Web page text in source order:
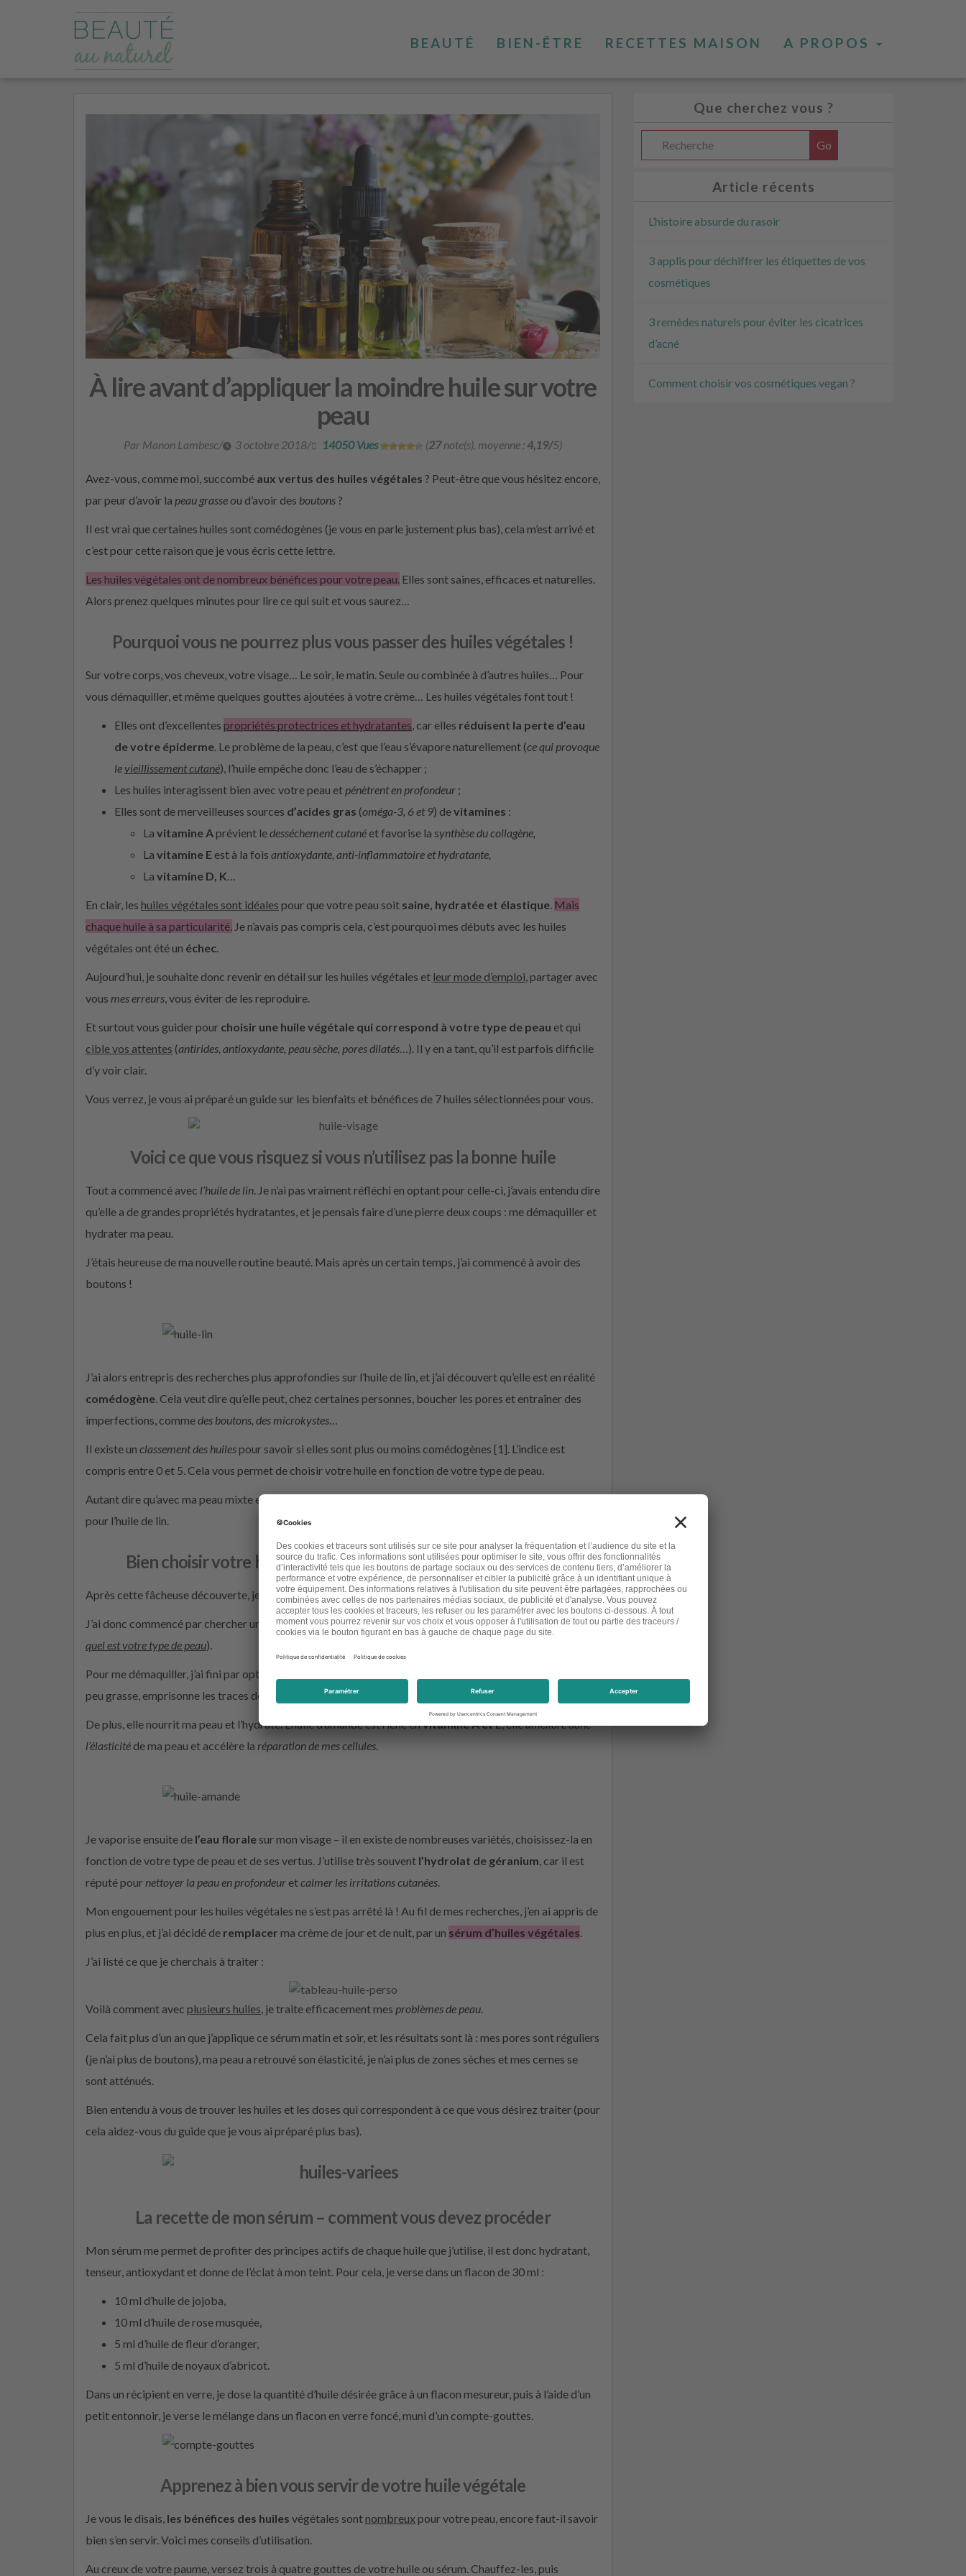
BEAUTÉ BIEN-ÊTRE RECETTES MAISON A PROPOS
À lire avant d’appliquer la moindre huile sur votre
peau
Par Manon Lambesc/ 3 octobre 2018/ 14050 Vues (27note(s), moyenne : 4,19/5)
Avez-vous, comme moi, succombé aux vertus des huiles végétales ? Peut-être que vous hésitez encore,
par peur d’avoir la peau grasse ou d’avoir des boutons?
Il est vrai que certaines huiles sont comédogènes (je vous en parle justement plus bas), cela m’est arrivé et
c’est pour cette raison que je vous écris cette lettre.
Les huiles végétales ont de nombreux bénéfices pour votre peau. Elles sont saines, efficaces et naturelles.
Alors prenez quelques minutes pour lire ce qui suit et vous saurez…
Pourquoi vous ne pourrez plus vous passer des huiles végétales !
Sur votre corps, vos cheveux, votre visage… Le soir, le matin. Seule ou combinée à d’autres huiles… Pour
vous démaquiller, et même quelques gouttes ajoutées à votre crème… Les huiles végétales font tout !
Elles ont d’excellentes propriétés protectrices et hydratantes, car elles réduisent la perte d’eau
de votre épiderme. Le problème de la peau, c’est que l’eau s’évapore naturellement (ce qui provoque
le vieillissement cutané), l’huile empêche donc l’eau de s’échapper ;
Les huiles interagissent bien avec votre peau et pénètrent en profondeur ;
Elles sont de merveilleuses sources d’acides gras (oméga-3, 6 et 9) devitamines :
La vitamine Aprévient ledesséchement cutané et favorise la synthèse du collagène,
La vitamine E est à la fois antioxydante, anti-inflammatoire et hydratante,
La vitamine D, K…
En clair, les huiles végétales sont idéales pour que votre peau soit saine, hydratée et élastique. Mais
chaque huile à sa particularité. Je n’avais pas compris cela, c’est pourquoi mes débuts avec les huiles
végétales ont été un échec.
Aujourd’hui, je souhaite donc revenir en détail sur les huiles végétales et leur mode d’emploi, partager avec
vous mes erreurs, vous éviter de les reproduire.
Et surtout vous guider pour choisir une huile végétale qui correspond à votre type de peau et qui
cible vos attentes (antirides, antioxydante, peau sèche, pores dilatés…). Il y en a tant, qu’il est parfois difficile
d’y voir clair.
Vous verrez, je vous ai préparé un guide sur les bienfaits et bénéfices de 7 huiles sélectionnées pour vous.
Voici ce que vous risquez si vous n’utilisez pas la bonne huile
Tout a commencé avec l’huile de lin. Je n’ai pas vraiment réfléchi en optant pour celle-ci, j’avais entendu dire
qu’elle a de grandes propriétés hydratantes, et je pensais faire d’une pierre deux coups : me démaquiller et
hydrater ma peau.
J’étais heureuse de ma nouvelle routine beauté. Mais après un certain temps, j’ai commencé à avoir des
boutons !
J’ai alors entrepris des recherches plus approfondies sur l’huile de lin, et j’ai découvert qu’elle est en réalité
comédogène. Cela veut dire qu’elle peut, chez certaines personnes, boucher les pores et entraîner des
imperfections, commedes boutons, des microkystes…
Il existe un classement des huilespour savoir si elles sont plus ou moins comédogènes [1]. L’indice est
compris entre 0 et 5. Cela vous permet de choisir votre huile en fonction de votre type de peau.
Autant dire qu’avec ma peau mixte et des problèmes de points noirs, j’avais fait le mauvais choix en optant
pour l’huile de lin.
Bien choisir votre huile ou comment déterminer vos attentes
Après cette fâcheuse découverte, je ne voulais plusmettre n’importe quoisur mon visage.
J’ai donc commencé par chercher une huile adaptée à ma peaumixte(lisezcet articlepour déterminer
quel estvotre type de peau).
Pour me démaquiller, j’ai fini par opter pour
peu grasse, emprisonne les traces de maquillage.
De plus, elle nourrit ma peau et l’hydrate. L’huile d’amande est riche envitamine A et E, elleaméliore donc
l’élasticité de ma peau et accélère la réparation de mes cellules.
Je vaporise ensuite de l’eau florale sur mon visage – il en existe de nombreuses variétés, choisissez-la en
fonction de votre type de peau et de ses vertus. J’utilise très souvent l’hydrolat de géranium, car il est
réputé pour nettoyer la peau en profondeur etcalmer les irritations cutanées.
Mon engouement pour les huiles végétales ne s’est pas arrêté là ! Au fil de mes recherches, j’en ai appris de
plus en plus, et j’ai décidé de remplacer ma crème de jour et de nuit, par un sérum d’huiles végétales.
J’ai listé ce que je cherchais à traiter :
Voilà comment avec plusieurs huiles, je traite efficacement mes problèmes de peau.
Cela fait plus d’un an que j’applique ce sérum matin et soir, et les résultats sont là : mes pores sont réguliers
(je n’ai plus de boutons), ma peau a retrouvé son élasticité, je n’ai plus de zones sèches et mes cernes se
sont atténués.
Bien entendu à vous de trouver les huiles et les doses qui correspondent à ce que vous désirez traiter (pour
cela aidez-vous du guide que je vous ai préparé plus bas).
La recette de mon sérum – comment vous devez procéder
Mon sérum me permet de profiter des principes actifs de chaque huile que j’utilise, il est donc hydratant,
tenseur, antioxydant et donne de l’éclat à mon teint. Pour cela, je verse dans un flacon de 30 ml :
10 ml d’huile de jojoba,
10 ml d’huile de rose musquée,
5 ml d’huile de fleur d’oranger,
5 ml d’huile de noyaux d’abricot.
Dans un récipient en verre, je dose la quantité d’huile désirée grâce à un flacon mesureur, puis à l’aide d’un
petit entonnoir, je verse le mélange dans un flacon en verre foncé, muni d’un compte-gouttes.
Apprenez à bien vous servir de votre huile végétale
Je vous le disais, les bénéfices des huiles végétales sontnombreuxpour votre peau, encore faut-il savoir
bien s’en servir. Voici mes conseils d’utilisation.
Au creux de votre paume, versez trois à quatre gouttes de votre huile ou sérum. Chauffez-les, puis
Que cherchez vous ?
Article récents
L’histoire absurde du rasoir
3 applis pour déchiffrer les étiquettes de vos
cosmétiques
3 remèdes naturels pour éviter les cicatrices
d’acné
Comment choisir vos cosmétiques vegan ?